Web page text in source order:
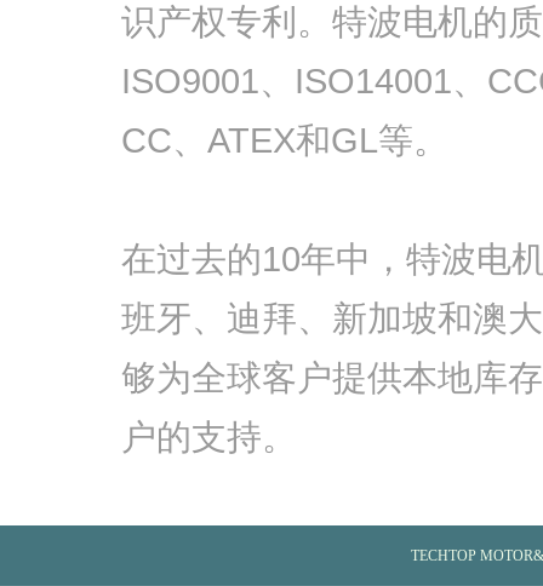
识产权专利。特波电机的
ISO9001、ISO14001、
CC、ATEX和GL等。
在过去的10年中，特波电
班牙、迪拜、新加坡和澳
够为全球客户提供本地库
户的支持。
TECHTOP